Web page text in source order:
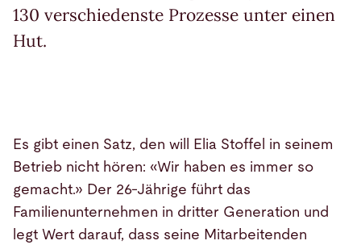
130 verschiedenste Prozesse unter einen
Hut.
Es gibt einen Satz, den will Elia Stoffel in seinem
Betrieb nicht hören: «Wir haben es immer so
gemacht.» Der 26-Jährige führt das
Familienunternehmen in dritter Generation und
legt Wert darauf, dass seine Mitarbeitenden